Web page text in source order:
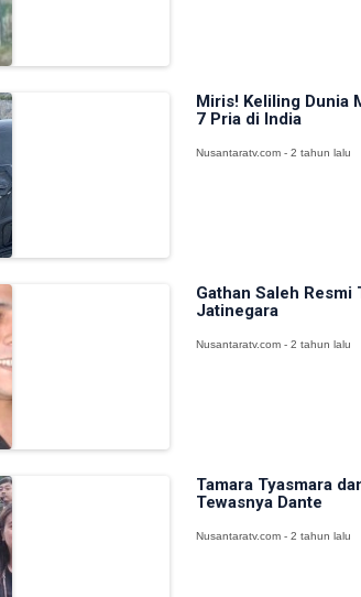
Miris! Keliling Dunia
7 Pria di India
Nusantaratv.com - 2 tahun lalu
Gathan Saleh Resmi
Jatinegara
Nusantaratv.com - 2 tahun lalu
Tamara Tyasmara
Tewasnya Dante
Nusantaratv.com - 2 tahun lalu